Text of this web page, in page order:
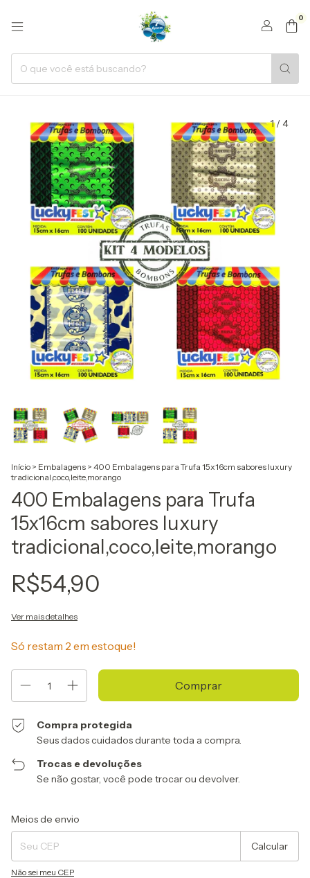
0
1/4
Início > Embalagens > 400 Embalagens para Trufa 15x16cm sabores luxury
tradicional,coco,leite,morango
400 Embalagens para Trufa
15x16cm sabores luxury
tradicional,coco,leite,morango
R$54,90
Ver mais detalhes
Só restam 2 em estoque!
Compra protegida
Seus dados cuidados durante toda a compra.
Trocas e devoluções
Se não gostar, você pode trocar ou devolver.
Entregas para o CEP:
Meios de envio
Calcular
Não sei meu CEP